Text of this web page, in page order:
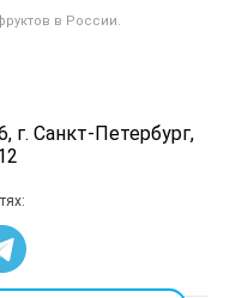
в России.
г. Санкт-Петербург,
данных